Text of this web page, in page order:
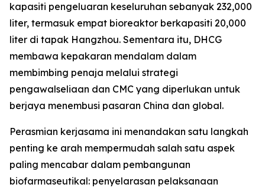
kapasiti pengeluaran keseluruhan sebanyak 232,000
liter, termasuk empat bioreaktor berkapasiti 20,000
liter di tapak Hangzhou. Sementara itu, DHCG
membawa kepakaran mendalam dalam
membimbing penaja melalui strategi
pengawalseliaan dan CMC yang diperlukan untuk
berjaya menembusi pasaran China dan global.
Perasmian kerjasama ini menandakan satu langkah
penting ke arah mempermudah salah satu aspek
paling mencabar dalam pembangunan
biofarmaseutikal: penyelarasan pelaksanaan